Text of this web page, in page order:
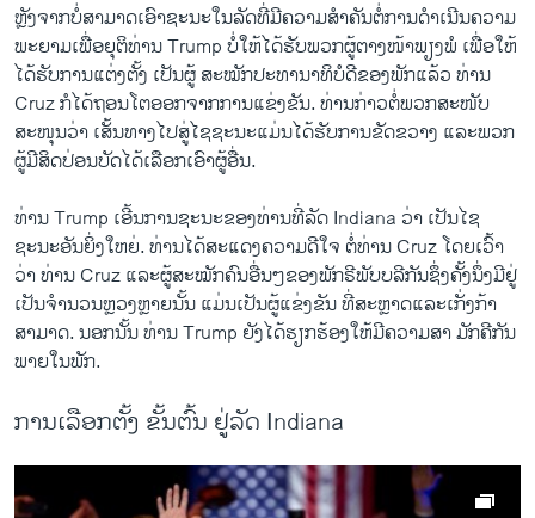
ຫຼັງ​ຈາກ​ບໍ່​ສາມາດ​ເອົາ​ຊະນະໃນ​ລັດ​ທີ່​ມີ​ຄວາມສຳຄັນຕໍ່​ການ​ດຳ​ເນີນ​ຄວາມ​
ພະຍາມ​ເພື່ອ​ຍຸຕິ​ທ່ານ Trump ບໍ່​ໃຫ້​ໄດ້​ຮັບ​ພວກ​ຜູ້ຕາງໜ້າ​ພຽງພໍ ​ເພື່ອ​ໃຫ້​
ໄດ້​ຮັບການ​ແຕ່ງຕັ້ງ ​ເປັນ​ຜູ້ ສະໝັກ​ປະທານາທິບໍດີ​ຂອງ​ພັກ​ແລ້ວ ທ່ານ
Cruz ກໍ​ໄດ້​ຖອນ​ໂຕ​ອອກ​ຈາກ​ການ​ແຂ່ງຂັນ. ທ່ານ​ກ່າວ​ຕໍ່​ພວກ​ສະໜັບ
ສະໜຸນ​ວ່າ ​ເສັ້ນທາງໄປ​ສູ່​ໄຊຊະນະ​ແມ່ນໄດ້ຮັບການຂັດຂວາງ ແລະ​ພວກ​
ຜູ້​ມີ​ສິດ​ປ່ອນ​ບັດ​ໄດ້​ເລືອກ​ເອົາ​ຜູ້​ອື່ນ.
ທ່ານ Trump ​ເອີ້ນ​ການ​ຊະນະ​ຂອງ​ທ່ານ​ທີ່​ລັດ Indiana ວ່າ ເປັນ​ໄຊ
ຊະນະ​ອັນ​ຍິ່ງ​ໃຫຍ່. ທ່ານ​ໄດ້​ສະ​ແດງ​ຄວາມ​ດີ​ໃຈ ​ຕໍ່​ທ່ານ Cruz ​ໂດຍ​ເວົ້າ
ວ່າ ທ່ານ Cruz ​ແລະ​ຜູ້​ສະໝັກ​ຄົນ​ອື່ນໆ​ຂອງ​ພັກຣີພັບ​ບລີ​ກັນ​ຊຶ່ງ​ຄັ້ງນຶ່ງມີ​ຢູ່​
ເປັນ​ຈຳນວນຫຼວງຫຼາຍນັ້ນ ແມ່ນ​ເປັນ​ຜູ້ແຂ່ງຂັນ​ ທີ່ສະຫຼາດ​ແລະ​ເກັ່ງ​ກ້າ​
ສາມາດ. ນອກ​ນັ້ນ ທ່ານ Trump ຍັງ​ໄດ້​ຮຽກຮ້ອງ​ໃຫ້​ມີ​ຄວາມ​ສາ ມັກຄີ​ກັນ​
ພາຍ​ໃນ​ພັກ.
ການເລືອກຕັ້ງ ຂັ້ນຕົ້ນ ຢູ່ລັດ Indiana